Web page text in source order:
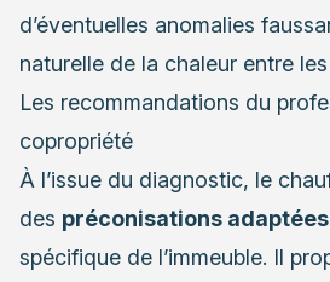
d’éventuelles anomalies
naturelle de la chaleur entre
Les recommandations du
copropriété
À l’issue du diagnostic, le
des préconisations adaptées
spécifique de l’immeuble. Il